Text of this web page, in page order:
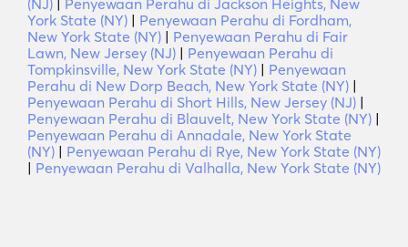
(NJ) | Penyewaan Perahu di Jackson Heights, New
York State (NY) | Penyewaan Perahu di Fordham,
New York State (NY) | Penyewaan Perahu di Fair
Lawn, New Jersey (NJ) | Penyewaan Perahu di
Tompkinsville, New York State (NY) | Penyewaan
Perahu di New Dorp Beach, New York State (NY) |
Penyewaan Perahu di Short Hills, New Jersey (NJ) |
Penyewaan Perahu di Blauvelt, New York State (NY) |
Penyewaan Perahu di Annadale, New York State
(NY) | Penyewaan Perahu di Rye, New York State (NY)
| Penyewaan Perahu di Valhalla, New York State (NY)